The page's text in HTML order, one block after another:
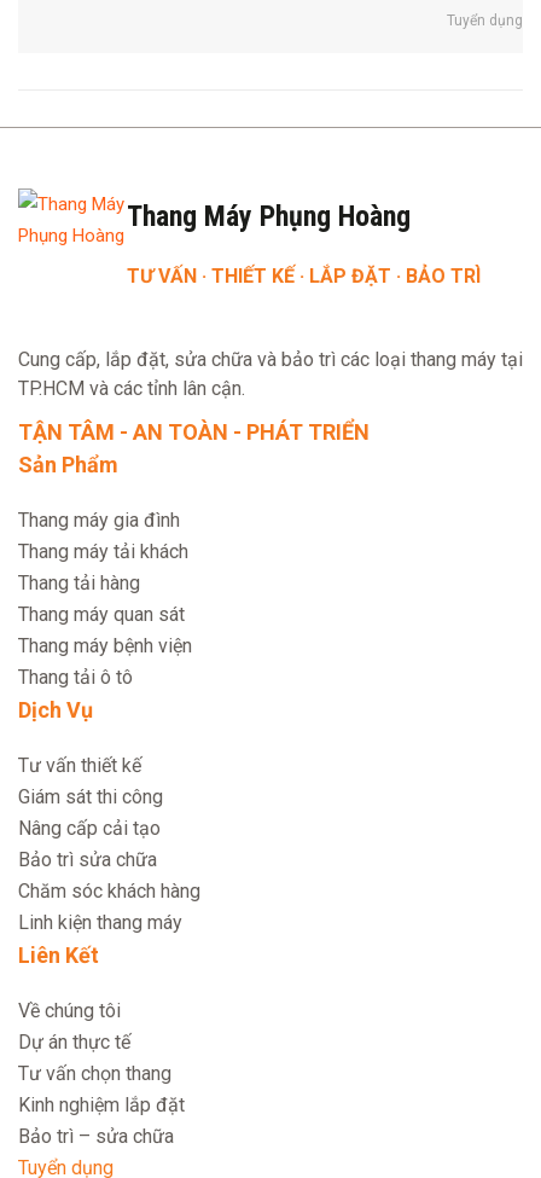
Tuyển dụng
Thang Máy Phụng Hoàng
TƯ VẤN · THIẾT KẾ · LẮP ĐẶT · BẢO TRÌ
Cung cấp, lắp đặt, sửa chữa và bảo trì các loại thang máy tại
TP.HCM và các tỉnh lân cận.
TẬN TÂM - AN TOÀN - PHÁT TRIỂN
Sản Phẩm
Thang máy gia đình
Thang máy tải khách
Thang tải hàng
Thang máy quan sát
Thang máy bệnh viện
Thang tải ô tô
Dịch Vụ
Tư vấn thiết kế
Giám sát thi công
Nâng cấp cải tạo
Bảo trì sửa chữa
Chăm sóc khách hàng
Linh kiện thang máy
Liên Kết
Về chúng tôi
Dự án thực tế
Tư vấn chọn thang
Kinh nghiệm lắp đặt
Bảo trì – sửa chữa
Tuyển dụng